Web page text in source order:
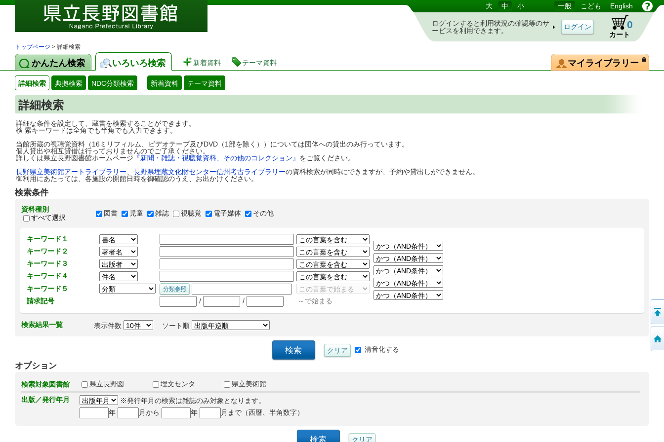
図書館 蔵書検索・予約システム 大 中 小 一般 こども English
ログインすると利用状況の確認等のサ
ービスを利用できます。
カート
0
トップページ > 詳細検索
かんたん検索 いろいろ検索 新着資料 テーマ資料 マイライブラリー
詳細検索 典拠検索 NDC分類検索 新着資料 テーマ資料
詳細検索
詳細な条件を設定して、蔵書を検索することができます。
検 索キーワードは全角でも半角でも入力できます。
当館所蔵の視聴覚資料（16ミリフィルム、ビデオテープ及びDVD（1部を除く））については団体への貸出のみ行っています。
個人貸出や相互貸借は行っておりませんのでご了承ください。
詳しくは県立長野図書館ホームページ 『新聞・雑誌・視聴覚資料、その他のコレクション』 をご覧ください。
長野県立美術館アートライブラリー
長野県埋蔵文化財センター信州考古ライブラリーの資料検索が同時にできますが、予約や貸出しができません。
御利用にあたっては、各施設の開館日時を御確認のうえ、お出かけください。
検索条件
資料種別
すべて選択
図書 児童 雑誌 視聴覚 電子媒体 その他
キーワード１
キーワード２
キーワード３
キーワード４
キーワード５
請求記号
/ / ～で始まる
検索結果一覧 表示件数 ソート順
清音化する
オプション
検索対象図書館 県立長野図 埋文センタ
県立美術館
出版／発行年月
※発行年月の検索は雑誌のみ対象となります。
年
月から 年 月まで（西暦、半角数字）